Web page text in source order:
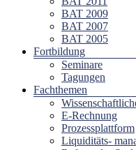
BAT 2009
BAT 2007
BAT 2005
Fortbildung
Seminare
Tagungen
Fachthemen
E-Rechnung
Prozessplattform
Liquiditäts-